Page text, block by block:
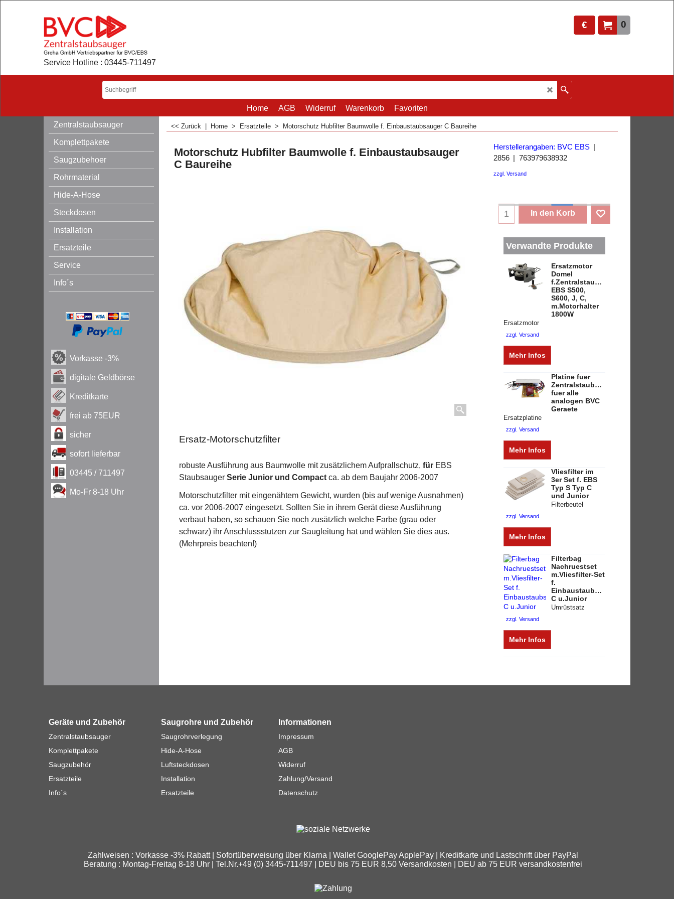
0
€
Service Hotline : 03445-711497
Home AGB Widerruf Warenkorb
Favoriten
Zentralstaubsauger
Komplettpakete
Saugzubehoer
Rohrmaterial
Hide-A-Hose
Steckdosen
Installation
Ersatzteile
Service
Info´s
Vorkasse -3%
digitale Geldbörse
Kreditkarte
frei ab 75EUR
sicher
sofort lieferbar
03445 / 711497
Mo-Fr 8-18 Uhr
<< Zurück Home > Ersatzteile > Motorschutz Hubfilter Baumwolle f. Einbaustaubsauger C Baureihe
Motorschutz Hubfilter Baumwolle f. Einbaustaubsauger
C Baureihe
Ersatz-Motorschutzfilter
robuste Ausführung aus Baumwolle mit zusätzlichem Aufprallschutz, für EBS
Staubsauger Serie Junior und Compact ca. ab dem Baujahr 2006-2007
Motorschutzfilter mit eingenähtem Gewicht, wurden (bis auf wenige Ausnahmen)
ca. vor 2006-2007 eingesetzt. Sollten Sie in ihrem Gerät diese Ausführung
verbaut haben, so schauen Sie noch zusätzlich welche Farbe (grau oder
schwarz) ihr Anschlussstutzen zur Saugleitung hat und wählen Sie dies aus.
(Mehrpreis beachten!)
Herstellerangaben: BVC EBS
2856
763979638932
zzgl. Versand
In den Korb
Verwandte Produkte
Ersatzmotor
Domel
f.Zentralstaubsauger
EBS S500,
S600, J, C,
m.Motorhalter
1800W
Ersatzmotor
zzgl. Versand
Mehr Infos
Platine fuer
Zentralstaubsauger
fuer alle
analogen BVC
Geraete
Ersatzplatine
zzgl. Versand
Mehr Infos
Vliesfilter im
3er Set f. EBS
Typ S Typ C
und Junior
Filterbeutel
zzgl. Versand
Mehr Infos
Filterbag
Nachruestset
m.Vliesfilter-Set
f.
Einbaustaubsauger
C u.Junior
Umrüstsatz
zzgl. Versand
Mehr Infos
Geräte und Zubehör
Zentralstaubsauger
Komplettpakete
Saugzubehör
Ersatzteile
Info´s
Saugrohre und Zubehör
Saugrohrverlegung
Hide-A-Hose
Luftsteckdosen
Installation
Ersatzteile
Informationen
Impressum
AGB
Widerruf
Zahlung/Versand
Datenschutz
Zahlweisen : Vorkasse -3% Rabatt | Sofortüberweisung über Klarna | Wallet GooglePay ApplePay | Kreditkarte und Lastschrift über PayPal
Beratung : Montag-Freitag 8-18 Uhr | Tel.Nr.+49 (0) 3445-711497 | DEU bis 75 EUR 8,50 Versandkosten | DEU ab 75 EUR versandkostenfrei